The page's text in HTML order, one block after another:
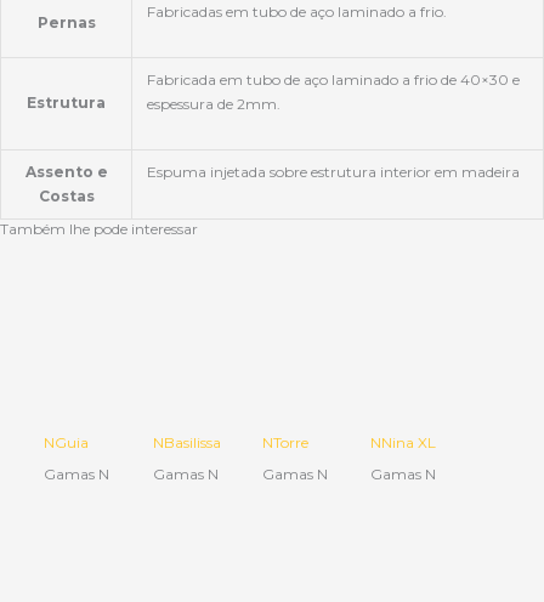
Pernas
Fabricadas em tubo de aço laminado a frio.
Estrutura
Fabricada em tubo de aço laminado a frio de 40×30 e
espessura de 2mm.
Assento e
Costas
Espuma injetada sobre estrutura interior em madeira
Também lhe pode interessar
NGuia
Gamas N
NBasilissa
Gamas N
NTorre
Gamas N
NNina XL
Gamas N